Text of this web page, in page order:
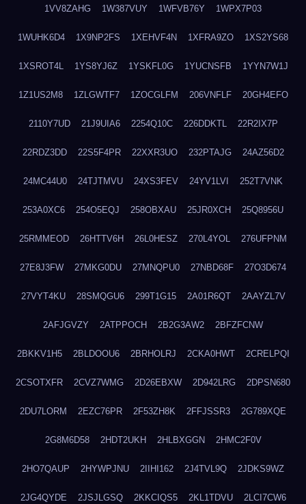
1VV8ZAHG 1W387VUY 1WFVB76Y 1WPX7P03
1WUHK6D4 1X9NP2FS 1XEHVF4N 1XFRA9ZO 1XS2YS68
1XSROT4L 1YS8YJ6Z 1YSKFL0G 1YUCNSFB 1YYN7W1J
1Z1US2M8 1ZLGWTF7 1ZOCGLFM 206VNFLF 20GH4EFO
2110Y7UD 21J9UIA6 2254Q10C 226DDKTL 22R2IX7P
22RDZ3DD 22S5F4PR 22XXR3UO 232PTAJG 24AZ56D2
24MC44U0 24TJTMVU 24XS3FEV 24YV1LVI 252T7VNK
253A0XC6 254O5EQJ 258OBXAU 25JR0XCH 25Q8956U
25RMMEOD 26HTTV6H 26L0HESZ 270L4YOL 276UFPNM
27E8J3FW 27MKG0DU 27MNQPU0 27NBD68F 27O3D674
27VYT4KU 28SMQGU6 299T1G15 2A01R6QT 2AAYZL7V
2AFJGVZY 2ATPPOCH 2B2G3AW2 2BFZFCNW
2BKKV1H5 2BLDOOU6 2BRHOLRJ 2CKA0HWT 2CRELPQI
2CSOTXFR 2CVZ7WMG 2D26EBXW 2D942LRG 2DPSN680
2DU7LORM 2EZC76PR 2F53ZH8K 2FFJSSR3 2G789XQE
2G8M6D58 2HDT2UKH 2HLBXGGN 2HMC2F0V
2HO7QAUP 2HYWPJNU 2IIHI162 2J4TVL9Q 2JDKS9WZ
2JG4QYDE 2JSJLGSQ 2KKCIQS5 2KL1TDVU 2LCI7CW6